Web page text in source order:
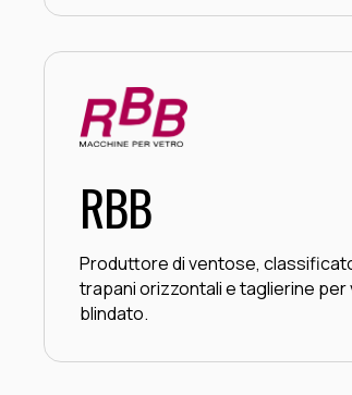
RBB
Produttore di ventose,
trapani orizzontali e taglierine per
blindato.